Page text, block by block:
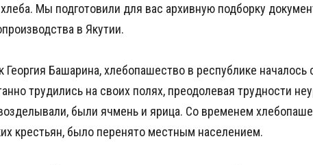
Мы подготовили для вас архивную подборку
в Якутии.
Башарина, хлебопашество в республике началось
трудились на своих полях, преодолевая трудности
были ячмень и ярица. Со временем
крестьян, было перенято местным населением.